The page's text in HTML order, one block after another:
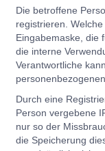
Die betroffene
registrieren.
Eingabemaske, die
die interne
Verantwortliche
Durch eine
Person vergebene
nur so der
die Speicherung